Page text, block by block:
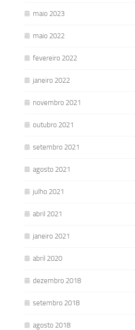
maio 2023
maio 2022
fevereiro 2022
janeiro 2022
novembro 2021
outubro 2021
setembro 2021
agosto 2021
julho 2021
abril 2021
janeiro 2021
abril 2020
dezembro 2018
setembro 2018
agosto 2018